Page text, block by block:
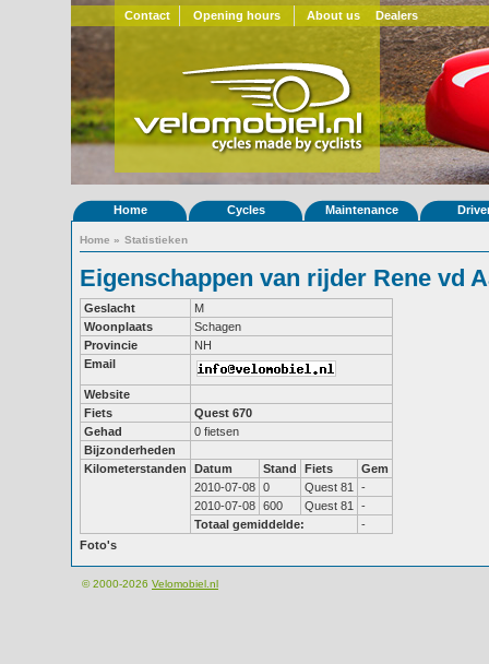
Contact Opening hours About us Dealers
Home Cycles Maintenance
Home » Statistieken
Eigenschappen van rijder Rene vd
Geslacht
M
Woonplaats
Schagen
Provincie
NH
Email
Website
Fiets
Quest 670
Gehad
0 fietsen
Bijzonderheden
Kilometerstanden
Datum Stand Fiets
Gem
2010-07-08 0 Quest 81
-
2010-07-08 600 Quest 81
-
Totaal gemiddelde:
-
Foto's
© 2000-2026 Velomobiel.nl